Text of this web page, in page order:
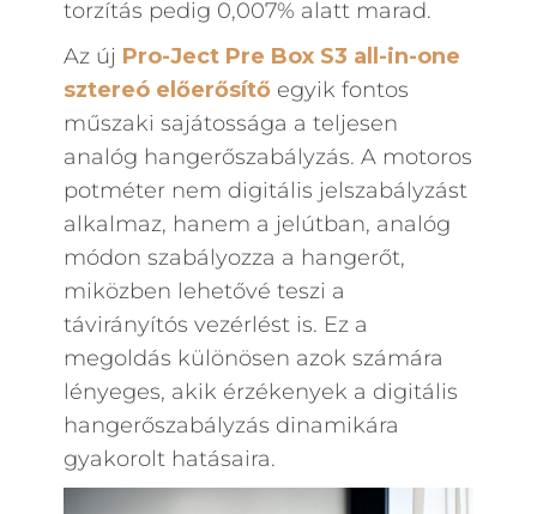
torzítás pedig 0,007% alatt marad.
Az új Pro-Ject Pre Box S3 all-in-one
sztereó előerősítőegyik fontos
műszaki sajátossága a teljesen
analóg hangerőszabályzás. A motoros
potméter nem digitális jelszabályzást
alkalmaz, hanem a jelútban, analóg
módon szabályozza a hangerőt,
miközben lehetővé teszi a
távirányítós vezérlést is. Ez a
megoldás különösen azok számára
lényeges, akik érzékenyek a digitális
hangerőszabályzás dinamikára
gyakorolt hatásaira.